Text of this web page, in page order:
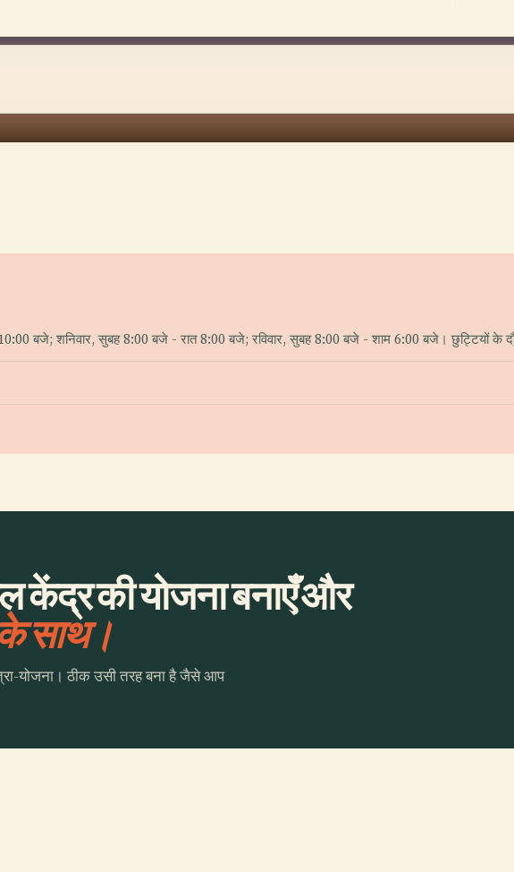
बजे; शनिवार, सुबह 8:00 बजे - रात 8:00 बजे; रविवार, सुबह 8:00 बजे - शाम 6:00 बजे। छुट्टियों के
की योजना बनाएँ और
साथ।
योजना। ठीक उसी तरह बना है जैसे आप